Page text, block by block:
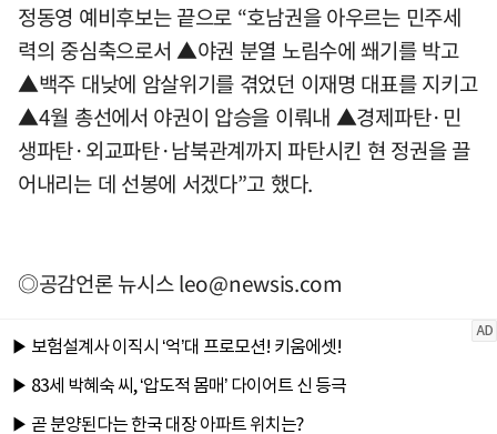
정동영 예비후보는 끝으로 “호남권을 아우르는 민주세
력의 중심축으로서 ▲야권 분열 노림수에 쐐기를 박고
▲백주 대낮에 암살위기를 겪었던 이재명 대표를 지키고
▲4월 총선에서 야권이 압승을 이뤄내 ▲경제파탄·민
생파탄·외교파탄·남북관계까지 파탄시킨 현 정권을 끌
어내리는 데 선봉에 서겠다”고 했다.
◎공감언론 뉴시스leo@newsis.com